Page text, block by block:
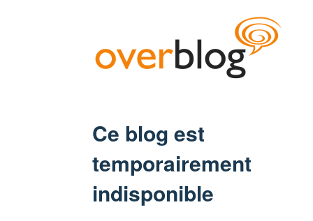
Ce blog est
temporairement
indisponible